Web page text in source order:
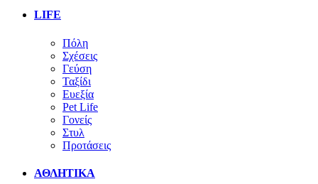
LIFE
Πόλη
Σχέσεις
Γεύση
Ταξίδι
Ευεξία
Pet Life
Γονείς
Στυλ
Προτάσεις
ΑΘΛΗΤΙΚΑ